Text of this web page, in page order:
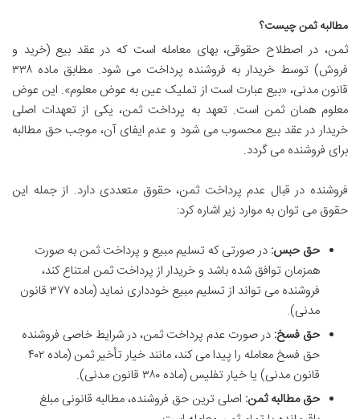
مطالبه ثمن چیست؟
ثمن، در اصطلاح حقوقی، بهای معامله است که در عقد بیع (خرید و
فروش) توسط خریدار به فروشنده پرداخت می شود. مطابق ماده ۳۳۸
قانون مدنی، «بیع عبارت است از تملیک عین به عوض معلوم». این عوض
معلوم همان ثمن است. تعهد به پرداخت ثمن، یکی از تعهدات اصلی
خریدار در عقد بیع محسوب می شود و عدم ایفای آن، موجب حق مطالبه
برای فروشنده می گردد.
فروشنده در قبال عدم پرداخت ثمن، حقوق متعددی دارد. از جمله این
حقوق می توان به موارد زیر اشاره کرد:
حق حبس: در صورتی که تسلیم مبیع و پرداخت ثمن به صورت
همزمان توافق شده باشد و خریدار از پرداخت ثمن امتناع کند،
فروشنده می تواند از تسلیم مبیع خودداری نماید (ماده ۳۷۷ قانون
مدنی).
حق فسخ: در صورت عدم پرداخت ثمن، در شرایط خاصی فروشنده
حق فسخ معامله را پیدا می کند، مانند خیار تأخیر ثمن (ماده ۴۰۲
قانون مدنی) یا خیار تفلیس (ماده ۳۸۰ قانون مدنی).
حق مطالبه ثمن: اصلی ترین حق فروشنده، مطالبه قانونی مبلغ